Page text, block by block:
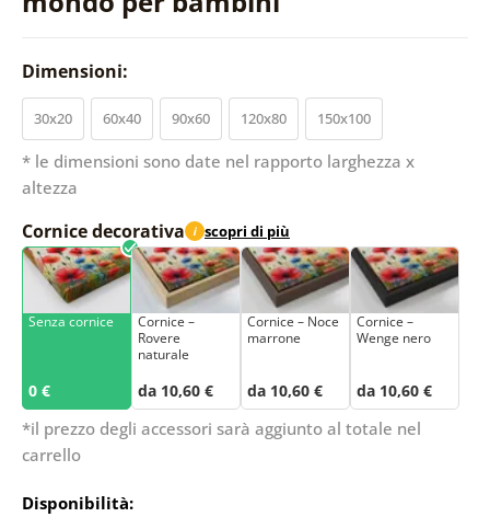
Dimensioni:
30x20 60x40 90x60 120x80 150x100
* le dimensioni sono date nel rapporto larghezza x
altezza
Cornice decorativa i scopri di più
Senza cornice
0 €
Cornice –
Rovere
naturale
da 10,60 €
Cornice – Noce
marrone
da 10,60 €
Cornice –
Wenge nero
da 10,60 €
*il prezzo degli accessori sarà aggiunto al totale nel
carrello
Disponibilità: